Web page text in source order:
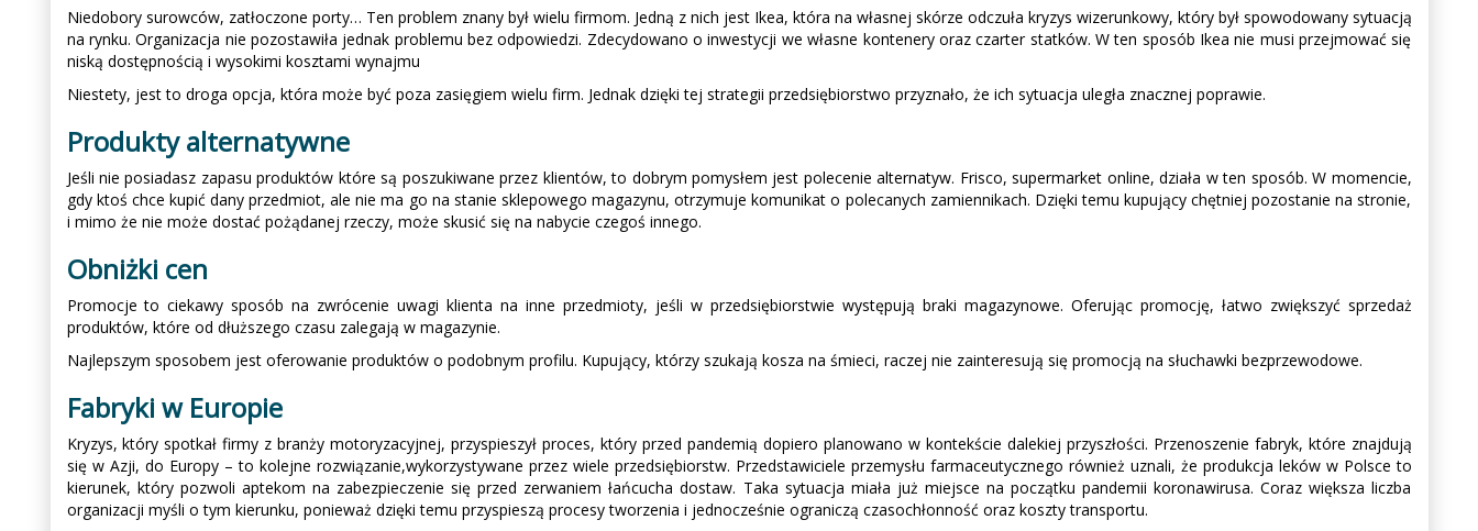
Niedobory surowców, zatłoczone porty… Ten problem znany był wielu firmom. Jedną z nich jest Ikea, która na własnej skórze odczuła kryzys wizerunkowy, który był spowodowany sytuacją
na rynku. Organizacja nie pozostawiła jednak problemu bez odpowiedzi. Zdecydowano o inwestycji we własne kontenery oraz czarter statków. W ten sposób Ikea nie musi przejmować się
niską dostępnością i wysokimi kosztami wynajmu
Niestety, jest to droga opcja, która może być poza zasięgiem wielu firm. Jednak dzięki tej strategii przedsiębiorstwo przyznało, że ich sytuacja uległa znacznej poprawie.
Produkty alternatywne
Jeśli nie posiadasz zapasu produktów które są poszukiwane przez klientów, to dobrym pomysłem jest polecenie alternatyw. Frisco, supermarket online, działa w ten sposób. W momencie,
gdy ktoś chce kupić dany przedmiot, ale nie ma go na stanie sklepowego magazynu, otrzymuje komunikat o polecanych zamiennikach. Dzięki temu kupujący chętniej pozostanie na stronie,
i mimo że nie może dostać pożądanej rzeczy, może skusić się na nabycie czegoś innego.
Obniżki cen
Promocje to ciekawy sposób na zwrócenie uwagi klienta na inne przedmioty, jeśli w przedsiębiorstwie występują braki magazynowe. Oferując promocję, łatwo zwiększyć sprzedaż
produktów, które od dłuższego czasu zalegają w magazynie.
Najlepszym sposobem jest oferowanie produktów o podobnym profilu. Kupujący, którzy szukają kosza na śmieci, raczej nie zainteresują się promocją na słuchawki bezprzewodowe.
Fabryki w Europie
Kryzys, który spotkał firmy z branży motoryzacyjnej, przyspieszył proces, który przed pandemią dopiero planowano w kontekście dalekiej przyszłości. Przenoszenie fabryk, które znajdują
się w Azji, do Europy – to kolejne rozwiązanie,wykorzystywane przez wiele przedsiębiorstw. Przedstawiciele przemysłu farmaceutycznego również uznali, że produkcja leków w Polsce to
kierunek, który pozwoli aptekom na zabezpieczenie się przed zerwaniem łańcucha dostaw. Taka sytuacja miała już miejsce na początku pandemii koronawirusa. Coraz większa liczba
organizacji myśli o tym kierunku, ponieważ dzięki temu przyspieszą procesy tworzenia i jednocześnie ograniczą czasochłonność oraz koszty transportu.